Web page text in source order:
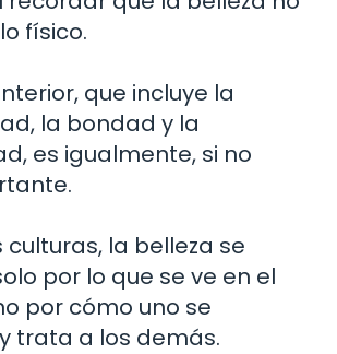
físico.
que incluye la
la bondad y la
es igualmente, si no
culturas, la belleza se
por lo que se ve en el
por cómo uno se
trata a los demás.